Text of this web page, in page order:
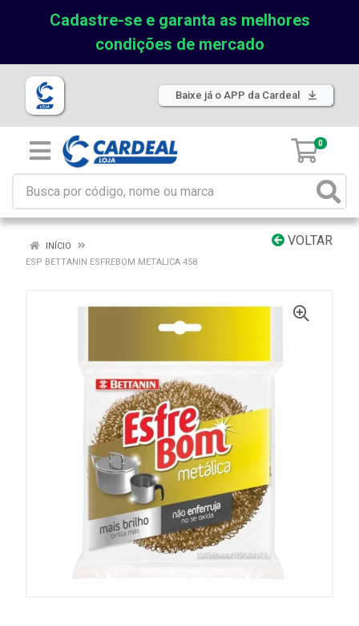
Cadastre-se e garanta as melhores
condições de mercado
Baixe já o APP da Cardeal
0
VOLTAR
INÍCIO
ESP BETTANIN ESFREBOM METALICA 458